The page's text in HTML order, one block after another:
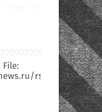
rssfull.xml